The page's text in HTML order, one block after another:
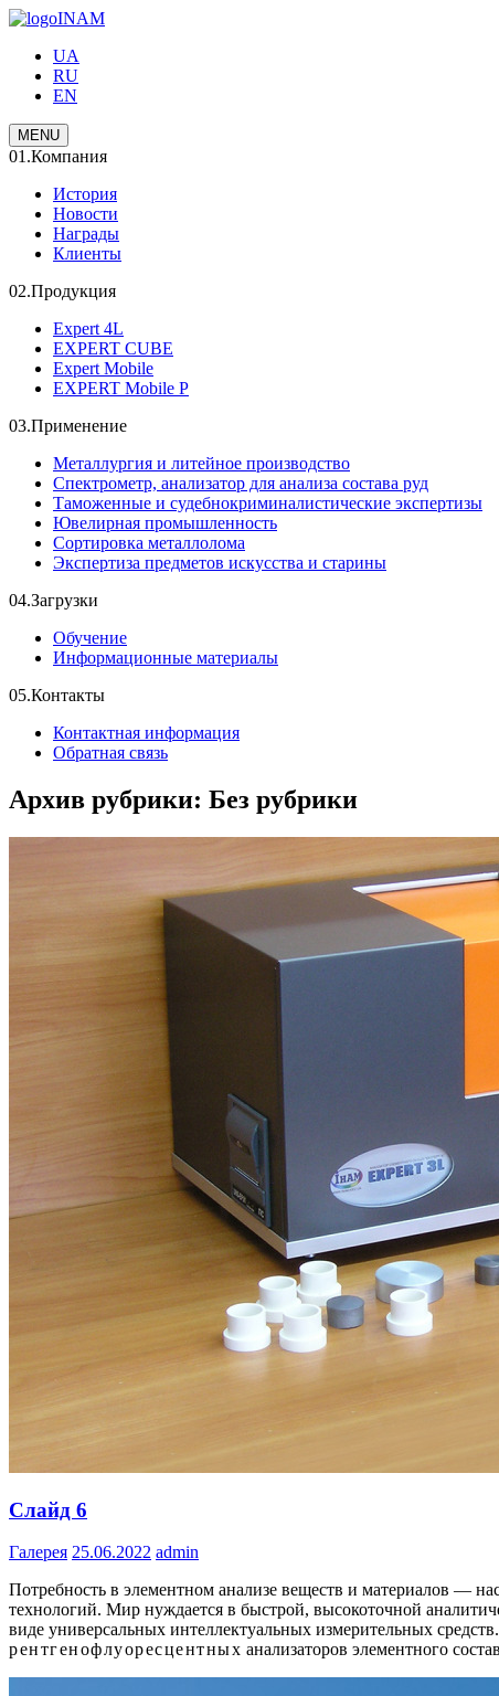
INAM
UA
RU
EN
MENU
01.Компания
История
Новости
Награды
Клиенты
02.Продукция
Expert 4L
EXPERT CUBE
Expert Mobile
EXPERT Mobile P
03.Применение
Металлургия и литейное производство
Спектрометр, анализатор для анализа состава руд
Таможенные и судебнокриминалистические экспертизы
Ювелирная промышленность
Сортировка металлолома
Экспертиза предметов искусства и старины
04.Загрузки
Обучение
Информационные материалы
05.Контакты
Контактная информация
Обратная связь
Архив рубрики: Без рубрики
Слайд 6
Галерея 25.06.2022 admin
Потребность в элементном анализе веществ и материалов —
технологий. Мир нуждается в быстрой, высокоточной
виде универсальных интеллектуальных измерительных
рентгенофлуоресцентных анализаторов элементного